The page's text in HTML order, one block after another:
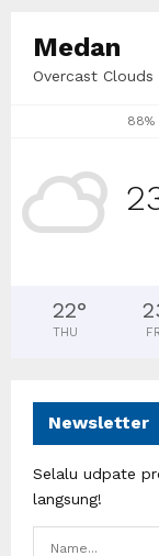
Medan
Overcast Clouds
88%
22°
THU FRI
Newsletter
Selalu udpate
langsung!